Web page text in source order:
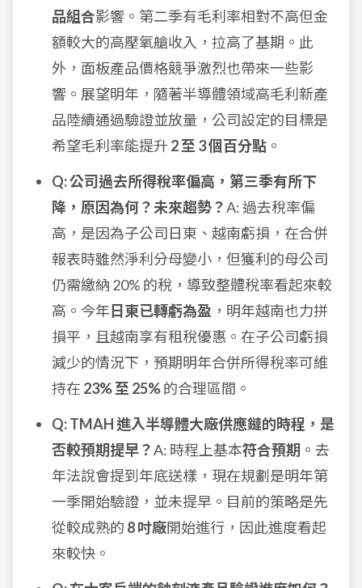
品組合影響。第二季有毛利率相對不高但金
額較大的高壓氧艙收入，拉高了基期。此
外，面板產品價格競爭激烈也帶來一些影
響。展望明年，隨著半導體領域高毛利新產
品陸續通過驗證並放量，公司設定的目標是
希望毛利率能提升 2 至 3 個百分點 。
Q: 公司過去所得稅率偏高，第三季有所下
降，原因為何？未來趨勢？A: 過去稅率偏
高，是因為子公司日東、越南虧損，在合併
報表時雖然淨利分母變小，但獲利的母公司
仍需繳納 20% 的稅，導致整體稅率看起來較
高。今年 日東已轉虧為盈 ，明年越南也力拼
損平，且越南享有租稅優惠。在子公司虧損
減少的情況下，預期明年合併所得稅率可維
持在 23% 至 25%的合理區間。
Q: TMAH 進入半導體大廠供應鏈的時程，是
否較預期提早？A: 時程上基本符合預期 。去
年法說會提到年底送樣，現在規劃是明年第
一季開始驗證，並未提早。目前的策略是先
從較成熟的 8 吋廠開始進行，因此進度看起
來較快。